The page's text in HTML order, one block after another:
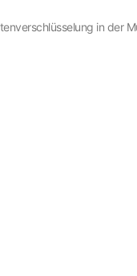
in der